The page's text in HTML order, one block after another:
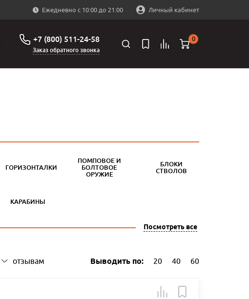
Ежедневно с 10:00 до 21:00 Личный кабинет
+7 (800) 511-24-58
Заказ обратного звонка
0
ГОРИЗОНТАЛКИ
ПОМПОВОЕ И
БОЛТОВОЕ
ОРУЖИЕ
БЛОКИ
СТВОЛОВ
КАРАБИНЫ
Посмотреть все
отзывам Выводить по: 20 40 60